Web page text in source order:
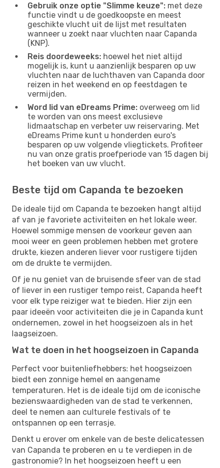
Gebruik onze optie "Slimme keuze": met deze
functie vindt u de goedkoopste en meest
geschikte vlucht uit de lijst met resultaten
wanneer u zoekt naar vluchten naar Capanda
(KNP).
Reis doordeweeks: hoewel het niet altijd
mogelijk is, kunt u aanzienlijk besparen op uw
vluchten naar de luchthaven van Capanda door
reizen in het weekend en op feestdagen te
vermijden.
Word lid van eDreams Prime: overweeg om lid
te worden van ons meest exclusieve
lidmaatschap en verbeter uw reiservaring. Met
eDreams Prime kunt u honderden euro's
besparen op uw volgende vliegtickets. Profiteer
nu van onze gratis proefperiode van 15 dagen bij
het boeken van uw vlucht.
Beste tijd om Capanda te bezoeken
De ideale tijd om Capanda te bezoeken hangt altijd
af van je favoriete activiteiten en het lokale weer.
Hoewel sommige mensen de voorkeur geven aan
mooi weer en geen problemen hebben met grotere
drukte, kiezen anderen liever voor rustigere tijden
om de drukte te vermijden.
Of je nu geniet van de bruisende sfeer van de stad
of liever in een rustiger tempo reist, Capanda heeft
voor elk type reiziger wat te bieden. Hier zijn een
paar ideeën voor activiteiten die je in Capanda kunt
ondernemen, zowel in het hoogseizoen als in het
laagseizoen.
Wat te doen in het hoogseizoen in Capanda
Perfect voor buitenliefhebbers: het hoogseizoen
biedt een zonnige hemel en aangename
temperaturen. Het is de ideale tijd om de iconische
bezienswaardigheden van de stad te verkennen,
deel te nemen aan culturele festivals of te
ontspannen op een terrasje.
Denkt u erover om enkele van de beste delicatessen
van Capanda te proberen en u te verdiepen in de
gastronomie? In het hoogseizoen heeft u een